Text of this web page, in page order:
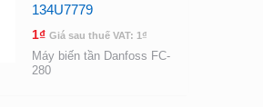
134U7779
1₫ Giá sau thuế VAT: 1₫
Máy biến tần Danfoss FC-
280